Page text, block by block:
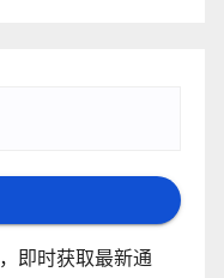
即时获取最新通